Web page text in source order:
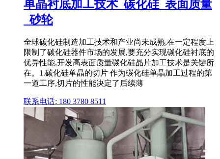
单晶衬底加工技术_碳化硅_表面质量
_砂轮
全球碳化硅制造加工技术和产业尚未成熟,在一定程度上
限制了碳化硅器件市场的发展,要充分实现碳化硅衬底的
优异性能,开发高表面质量碳化硅晶片加工技术是关键所
在。1.碳化硅单晶的切片 作为碳化硅单晶加工过程的第
一道工序,切片的性能决定了后续薄
联系电话: 180 3780 8511